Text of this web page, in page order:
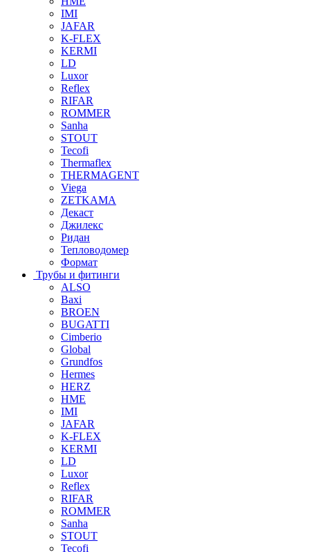
IMI
JAFAR
K-FLEX
KERMI
LD
Luxor
Reflex
RIFAR
ROMMER
Sanha
STOUT
Tecofi
Thermaflex
THERMAGENT
Viega
ZETKAMA
Декаст
Джилекс
Ридан
Тепловодомер
Формат
Трубы и фитинги
ALSO
Baxi
BROEN
BUGATTI
Cimberio
Global
Grundfos
Hermes
HERZ
HME
IMI
JAFAR
K-FLEX
KERMI
LD
Luxor
Reflex
RIFAR
ROMMER
Sanha
STOUT
Tecofi